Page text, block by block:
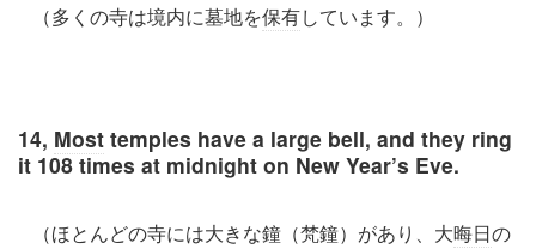
（多くの寺は境内に墓地を保有しています。）
14, Most temples have a large bell, and they ring
it 108 times at midnight on New Year’s Eve.
（ほとんどの寺には大きな鐘（梵鐘）があり、大晦日の